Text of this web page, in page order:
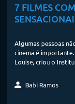
7 FILMES
Algumas pessoas
cinema é importante.
Louise, criou o
Babi Ramos